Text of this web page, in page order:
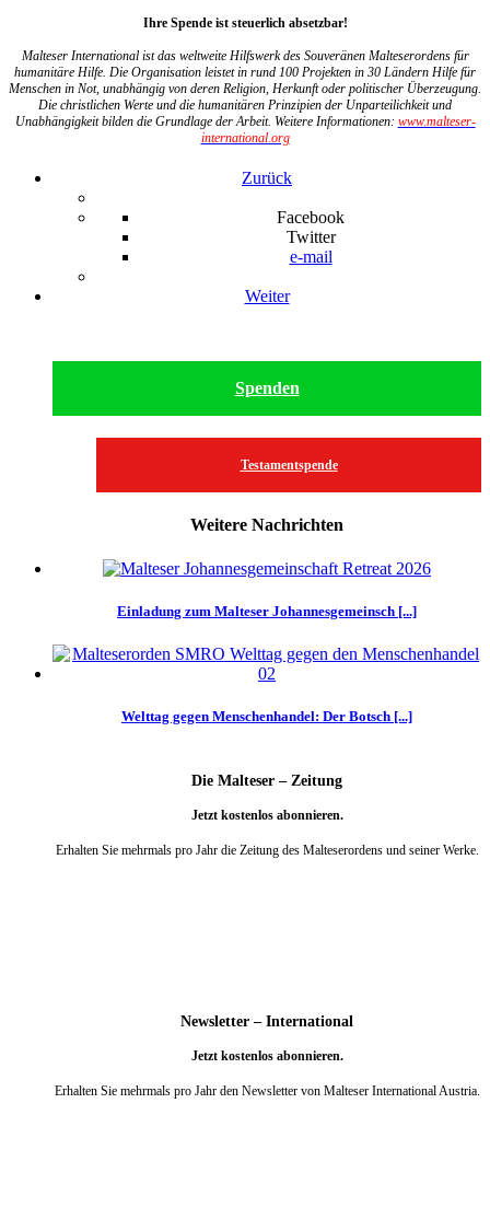
Ihre Spende ist steuerlich absetzbar!
Malteser International ist das weltweite Hilfswerk des Souveränen Malteserordens für
humanitäre Hilfe. Die Organisation leistet in rund 100 Projekten in 30 Ländern Hilfe für
Menschen in Not, unabhängig von deren Religion, Herkunft oder politischer Überzeugung.
Die christlichen Werte und die humanitären Prinzipien der Unparteilichkeit und
Unabhängigkeit bilden die Grundlage der Arbeit. Weitere Informationen: www.malteser-
international.org
Zurück
Facebook
Twitter
e-mail
Weiter
Spenden
Testamentspende
Weitere Nachrichten
Einladung zum Malteser Johannesgemeinsch [...]
Welttag gegen Menschenhandel: Der Botsch [...]
Die Malteser – Zeitung
Jetzt kostenlos abonnieren.
Erhalten Sie mehrmals pro Jahr die Zeitung des Malteserordens und seiner Werke.
Newsletter – International
Jetzt kostenlos abonnieren.
Erhalten Sie mehrmals pro Jahr den Newsletter von Malteser International Austria.